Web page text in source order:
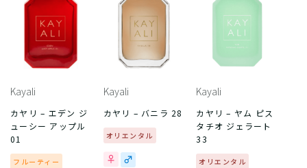
Kayali
カヤリ – エデン ジ
ューシー アップル
01
フルーティー
Kayali
カヤリ – バニラ 28
オリエンタル
Kayali
カヤリ – ヤム ピス
タチオ ジェラート
33
オリエンタル